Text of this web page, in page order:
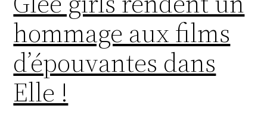
hommage aux films
d’épouvantes dans
Elle !